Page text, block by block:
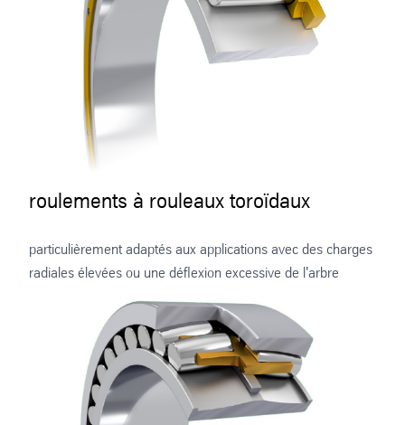
roulements à rouleaux toroïdaux
particulièrement adaptés aux applications avec des charges
radiales élevées ou une déflexion excessive de l'arbre